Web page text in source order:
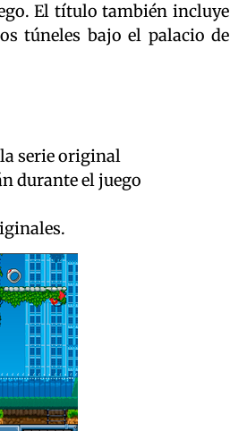
El título también incluye
túneles bajo el palacio de
la serie original
durante el juego